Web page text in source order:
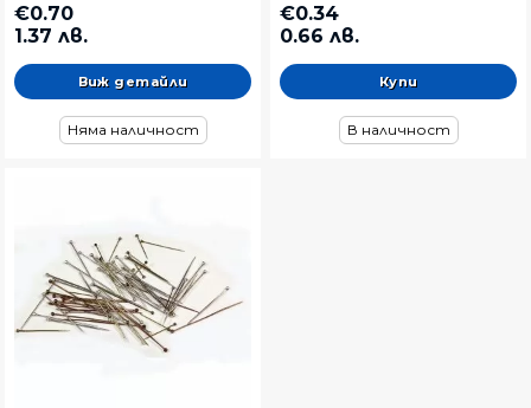
€0.70
1.37 лв.
Виж детайли
Няма наличност
€0.34
0.66 лв.
В наличност